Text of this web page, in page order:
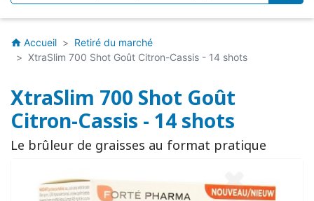
home Accueil
Retiré du marché
XtraSlim 700 Shot Goût Citron-Cassis - 14 shots
XtraSlim 700 Shot Goût
Citron-Cassis - 14 shots
Le brûleur de graisses au format pratique